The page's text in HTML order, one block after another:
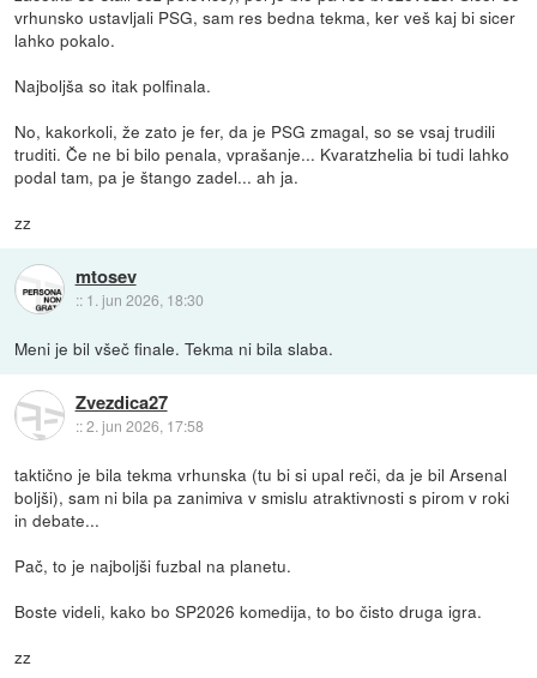
vrhunsko ustavljali PSG, sam res bedna tekma, ker veš kaj bi sicer
lahko pokalo.
Najboljša so itak polfinala.
No, kakorkoli, že zato je fer, da je PSG zmagal, so se vsaj trudili
truditi. Če ne bi bilo penala, vprašanje... Kvaratzhelia bi tudi lahko
podal tam, pa je štango zadel... ah ja.
zz
mtosev
:: 1. jun 2026, 18:30
Meni je bil všeč finale. Tekma ni bila slaba.
Zvezdica27
::2. jun 2026, 17:58
taktično je bila tekma vrhunska (tu bi si upal reči, da je bil Arsenal
boljši), sam ni bila pa zanimiva v smislu atraktivnosti s pirom v roki
in debate...
Pač, to je najboljši fuzbal na planetu.
Boste videli, kako bo SP2026 komedija, to bo čisto druga igra.
zz